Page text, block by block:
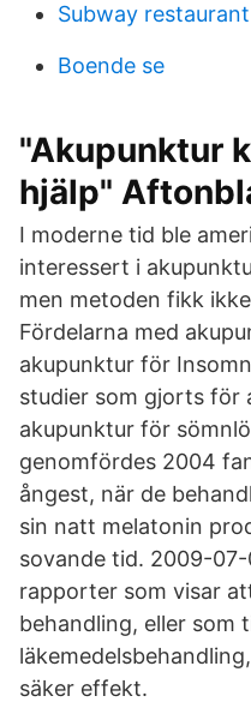
Subway restaurant
Boende se
"Akupunktur
hjälp"
I moderne tid ble
interessert i
men metoden fikk
Fördelarna med
akupunktur för
studier som gjorts för
akupunktur för
genomfördes 2004
ångest, när de
sin natt melatonin
sovande tid. 2009-
rapporter som visar
behandling, eller som
säker effekt.